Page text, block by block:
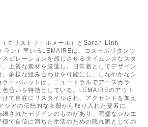
クリストフ・ルメール）とSarah-Linh
ラン）率いるLEMAIREは、コスモポリタンで
ピレーションを感じさせるタイムレスなスタ
。上質な素材を厳選し、日常着としてデザイン
、多様な組み合わせを可能にし、しなやかなシ
ーパレットは、ニュートラルでアースカラ
色合いを特徴としている。LEMAIREのアウト
て自在にリスタイルされ、アクセントを加え
ジアの伝統的な衣服から取り入れた要素に
練されたデザインのものがあり、完璧なシルエ
穏で自信に満ちた生活のための隠れ家としての